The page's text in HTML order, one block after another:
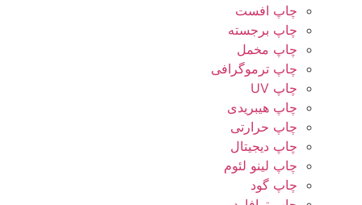
چاپ افست
چاپ برجسته
چاپ مخمل
چاپ ترموگرافی
چاپ UV
چاپ هیبریدی
چاپ حرارتی
چاپ دیجیتال
چاپ لینو لئوم
چاپ گود